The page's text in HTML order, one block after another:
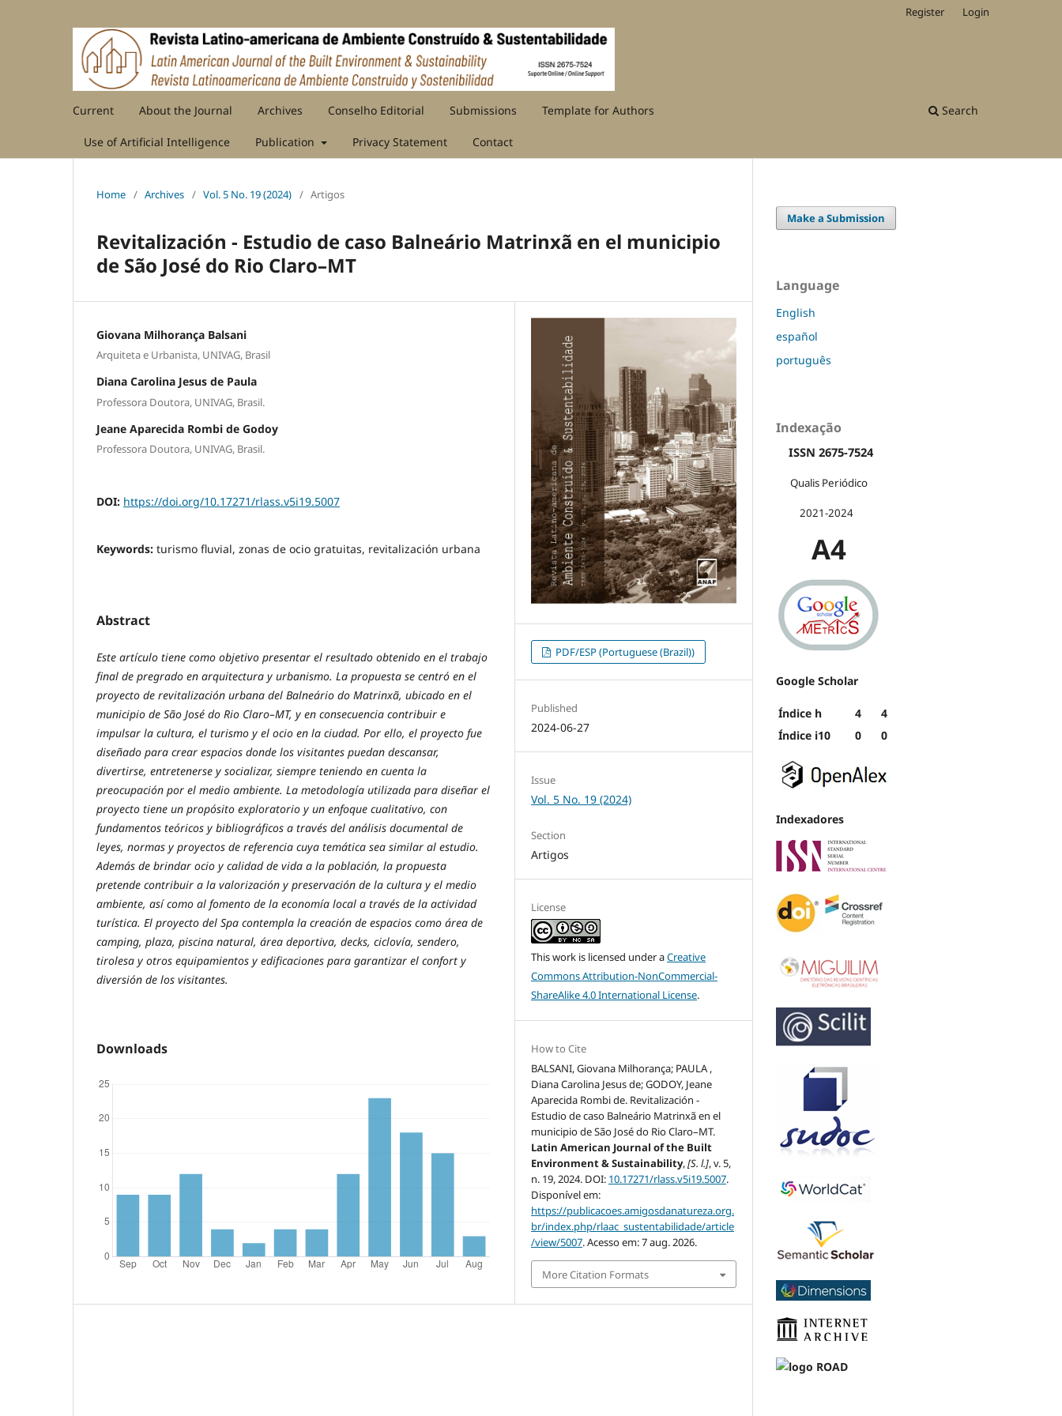
Current About the Journal Archives Conselho Editorial Submissions Template for Authors
Use of Artificial Intelligence Publication Privacy Statement Contact
Search
Register Login
Home / Archives / Vol. 5 No. 19 (2024) / Artigos
Revitalización - Estudio de caso Balneário Matrinxã en el municipio
de São José do Rio Claro–MT
Giovana Milhorança Balsani
Arquiteta e Urbanista, UNIVAG, Brasil
Diana Carolina Jesus de Paula
Professora Doutora, UNIVAG, Brasil.
Jeane Aparecida Rombi de Godoy
Professora Doutora, UNIVAG, Brasil.
DOI: https://doi.org/10.17271/rlass.v5i19.5007
Keywords: turismo fluvial, zonas de ocio gratuitas, revitalización urbana
Abstract
Este artículo tiene como objetivo presentar el resultado obtenido en el trabajo
final de pregrado en arquitectura y urbanismo. La propuesta se centró en el
proyecto de revitalización urbana del Balneário do Matrinxã, ubicado en el
municipio de São José do Rio Claro–MT, y en consecuencia contribuir e
impulsar la cultura, el turismo y el ocio en la ciudad. Por ello, el proyecto fue
diseñado para crear espacios donde los visitantes puedan descansar,
divertirse, entretenerse y socializar, siempre teniendo en cuenta la
preocupación por el medio ambiente. La metodología utilizada para diseñar el
proyecto tiene un propósito exploratorio y un enfoque cualitativo, con
fundamentos teóricos y bibliográficos a través del análisis documental de
leyes, normas y proyectos de referencia cuya temática sea similar al estudio.
Además de brindar ocio y calidad de vida a la población, la propuesta
pretende contribuir a la valorización y preservación de la cultura y el medio
ambiente, así como al fomento de la economía local a través de la actividad
turística. El proyecto del Spa contempla la creación de espacios como área de
camping, plaza, piscina natural, área deportiva, decks, ciclovía, sendero,
tirolesa y otros equipamientos y edificaciones para garantizar el confort y
diversión de los visitantes.
Downloads
PDF/ESP (Portuguese (Brazil))
Published
2024-06-27
Issue
Vol. 5 No. 19 (2024)
Section
Artigos
License
This work is licensed under aCreative
Commons Attribution-NonCommercial-
ShareAlike 4.0 International License.
How to Cite
BALSANI, Giovana Milhorança; PAULA ,
Diana Carolina Jesus de; GODOY, Jeane
Aparecida Rombi de. Revitalización -
Estudio de caso Balneário Matrinxã en el
municipio de São José do Rio Claro–MT.
Latin American Journal of the Built
Environment & Sustainability,[S. l.], v. 5,
n. 19, 2024. DOI: 10.17271/rlass.v5i19.5007.
Disponível em:
https://publicacoes.amigosdanatureza.org.
br/index.php/rlaac_sustentabilidade/article
/view/5007. Acesso em: 7 aug. 2026.
More Citation Formats
Make a Submission
Language
English
español
português
Indexação
ISSN 2675-7524
Qualis Periódico
2021-2024
A4
Google Scholar
Índice h 4
4
Índice i10
0 0
Indexadores